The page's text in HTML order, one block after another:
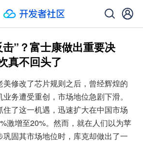
”？富士康做出重要决
真不回头了
美修改了芯片规则之后，曾经辉煌的
务遭受重创，市场地位急剧下滑。
了这一机遇，迅速扩大在中国市场
激增至20%。然而，就在人们以为苹
固其市场地位时，库克却做出了一